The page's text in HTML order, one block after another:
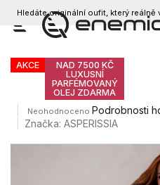
Přejít
Hledáte originální oufit, který reálně
CZK
Dámské šaty
AKCE
NAD 7500 KČ
LUXUSNÍ
PARFÉMOVANÝ
OLEJ ZDARMA
Průměrné
hodnocení
Neohodnoceno Podrobnosti
Značka:ASPERISSIA